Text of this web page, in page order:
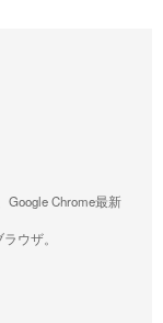
Google Chrome最新
ウザ。